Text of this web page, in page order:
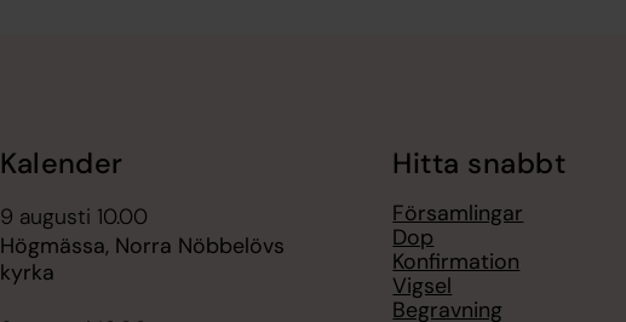
Kalender
9 augusti 10.00
Högmässa, Norra Nöbbelövs
kyrka
Hitta snabbt
Församlingar
Dop
Konfirmation
Vigsel
Begravning